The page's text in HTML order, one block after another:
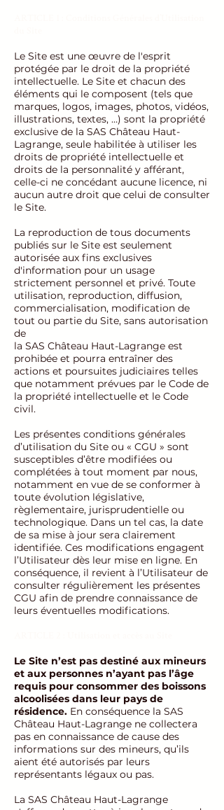
Le Site est une œuvre de l'esprit
protégée par le droit de la propriété
intellectuelle. Le Site et chacun des
éléments qui le composent (tels que
marques, logos, images, photos, vidéos,
illustrations, textes, …) sont la propriété
exclusive de la SAS Château Haut-
Lagrange, seule habilitée à utiliser les
droits de propriété intellectuelle et
droits de la personnalité y afférant,
celle-ci ne concédant aucune licence, ni
aucun autre droit que celui de consulter
le Site.
La reproduction de tous documents
publiés sur le Site est seulement
autorisée aux fins exclusives
d'information pour un usage
strictement personnel et privé. Toute
utilisation, reproduction, diffusion,
commercialisation, modification de
tout ou partie du Site, sans autorisation
de
la SAS Château Haut-Lagrange est
prohibée et pourra entraîner des
actions et poursuites judiciaires telles
que notamment prévues par le Code de
la propriété intellectuelle et le Code
civil.
Les présentes conditions générales
d’utilisation du Site ou « CGU » sont
susceptibles d’être modifiées ou
complétées à tout moment par nous,
notamment en vue de se conformer à
toute évolution législative,
règlementaire, jurisprudentielle ou
technologique. Dans un tel cas, la date
de sa mise à jour sera clairement
identifiée. Ces modifications engagent
l’Utilisateur dès leur mise en ligne. En
conséquence, il revient à l’Utilisateur de
consulter régulièrement les présentes
CGU afin de prendre connaissance de
leurs éventuelles modifications.
Le Site n’est pas destiné aux mineurs
et aux personnes n’ayant pas l’âge
requis pour consommer des boissons
alcoolisées dans leur pays de
résidence. En conséquence la SAS
Château Haut-Lagrange ne collectera
pas en connaissance de cause des
informations sur des mineurs, qu’ils
aient été autorisés par leurs
représentants légaux ou pas.
La SAS Château Haut-Lagrange